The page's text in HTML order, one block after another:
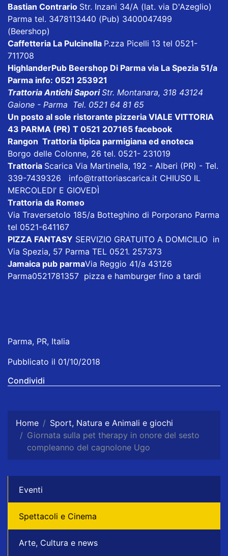
Bastian Contrario Str. Inzani 34/A (lat. via D'Azeglio)
Parma tel. 3478113440 (Pub) 3400047499
(Beershop)
Caffetteria La Pulcinella P.zza Picelli 13 tel 0521-
711708
HighlanderPub Beershop Di Parma via La Spezia 51/a
Parma info: 0521 253921
Trattoria Antichi SaporiStr. Montanara, 318 43124
Gaione - Parma Tel. 0521 64 81 65
Un posto al sole ristorante pizzeria VIALE VITTORIA
43 PARMA (PR) T 0521 207165 facebook
Rangon Trattoria tipica parmigiana ed enoteca
Borgo delle Colonne, 26 tel. 0521- 231019
Trattoria Scarica Via Martinella, 192 - Alberi (PR) - Tel.
339-7439326 info@trattoriascarica.it CHIUSO IL
MERCOLEDI’ E GIOVEDÌ
Trattoria da Romeo
Via Traversetolo 185/a Botteghino di Porporano Parma
tel 0521-641167
PIZZA FANTASY SERVIZIO GRATUITO A DOMICILIO in
Via Spezia, 57 Parma TEL 0521. 257373
Jamaica pub parmaVia Reggio 41/a 43126
Parma0521781357 pizza e hamburger fino a tardi
Parma, PR, Italia
Pubblicato il 01/10/2018
Condividi
Home
Sport, Natura e Animali e giochi
Giornata sulla pet therapy in onore del sesto
compleanno del cagnolone Ugo
Eventi
Spettacoli e Cinema
Arte, Cultura e news